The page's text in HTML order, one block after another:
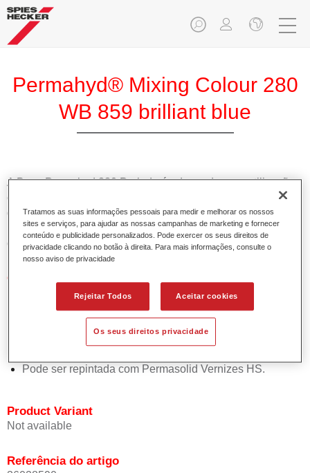
Permahyd® Mixing Colour 280
WB 859 brilliant blue
A Base Permahyd 280 Perlado é adequada para utilização
com Permahyd Base Bicamada Nacarada 285, um sistema
de base bicamada aquosa de alta qualidade. Está baseada
numa tecnologia especial de dispersão de poliuretano para
cores sólidas e de efeitos.
Características do produto
Permite uma aplicação simples e rápida numa operação
de 1.5 demãos.
Oferece boa estabilidade vertical.
Pode ser repintada com Permasolid Vernizes HS.
Product Variant
Not available
Referência do artigo
Tratamos as suas informações pessoais para medir e melhorar os nossos
sites e serviços, para ajudar as nossas campanhas de marketing e fornecer
conteúdo e publicidade personalizados. Pode exercer os seus direitos de
privacidade clicando no botão à direita. Para mais informações, consulte o
nosso aviso de privacidade
Rejeitar Todos Aceitar cookies
Os seus direitos privacidade